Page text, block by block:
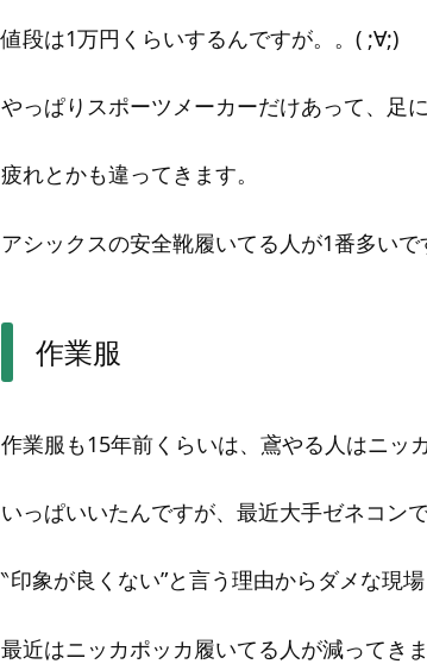
値段は1万円くらいするんですが。。( ;∀;)
やっぱりスポーツメーカーだけあって、足
疲れとかも違ってきます。
アシックスの安全靴履いてる人が1番多いで
作業服
作業服も15年前くらいは、鳶やる人はニッ
いっぱいいたんですが、最近大手ゼネコン
‶印象が良くない”と言う理由からダメな現
最近はニッカポッカ履いてる人が減ってきま